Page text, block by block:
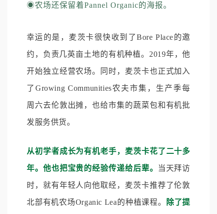
◉农场还保留着Pannel Organic的海报。
幸运的是，麦茨卡很快收到了Bore Place的邀
约，负责几英亩土地的有机种植。2019年，他
开始独立经营农场。同时，麦茨卡也正式加入
了Growing Communities农夫市集，生产季每
周六去伦敦出摊，也给市集的蔬菜包和有机批
发服务供货。
从初学者成长为有机老手，麦茨卡花了二十多
年。他也把宝贵的经验传递给后辈。 当天拜访
时，就有年轻人向他取经，麦茨卡推荐了伦敦
北部有机农场Organic Lea的种植课程。 除了提